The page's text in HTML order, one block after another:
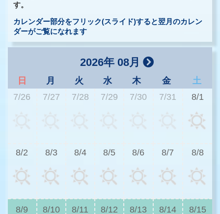
す。
カレンダー部分をフリック(スライド)すると翌月のカレン
ダーがご覧になれます
2026年 08月
日 月 火 水 木 金
土
7/26
7/27 7/28 7/29 7/30 7/31 8/1
8/2 8/3 8/4 8/5 8/6 8/7 8/8
8/9 8/10 8/11 8/12 8/13 8/14 8/15